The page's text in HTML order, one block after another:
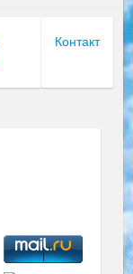
Контакт